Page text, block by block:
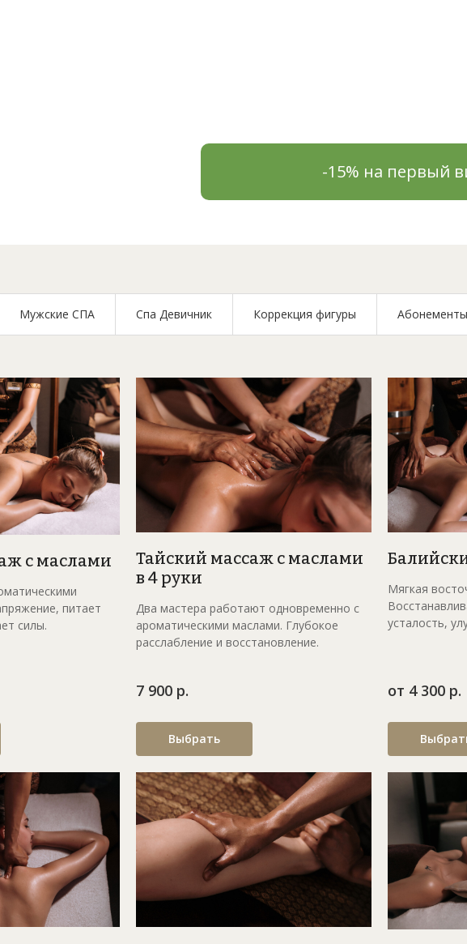
массажа
Калужская
-15% на первый
Мужские СПА Спа Девичник Коррекция фигуры Абонементы
с маслами
питает
силы.
Тайский массаж с маслами
в 4 руки
Два мастера работают одновременно с
ароматическими маслами. Глубокое
расслабление и восстановление.
7 900 р.
Выбрать
Мягкая
усталость,
от 4 300 р.